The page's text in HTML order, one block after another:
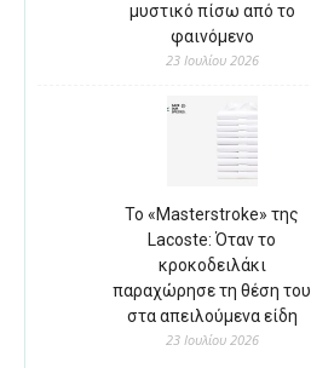
μυστικό πίσω από το
φαινόμενο
23 Ιουλίου 2026
Το «Masterstroke» της
Lacoste: Όταν το
κροκοδειλάκι
παραχώρησε τη θέση του
στα απειλούμενα είδη
23 Ιουλίου 2026